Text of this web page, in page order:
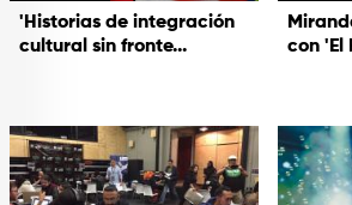
'Historias de integración
cultural sin fronte...
con 'El